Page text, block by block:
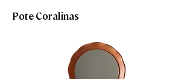
Pote Coralinas